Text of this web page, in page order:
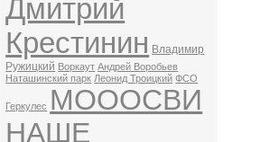
Дмитрий
Крестинин Владимир
Ружицкий Воркаут Андрей Воробьев
Наташинский парк Леонид Троицкий ФСО
Геркулес МОООСВИ
НАШЕ